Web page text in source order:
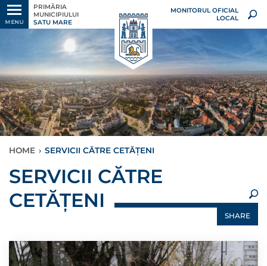
MENU
PRIMĂRIA
MUNICIPIULUI
SATU MARE
MONITORUL OFICIAL
LOCAL
HOME › SERVICII CĂTRE CETĂȚENI
SERVICII CĂTRE
CETĂȚENI
SHARE